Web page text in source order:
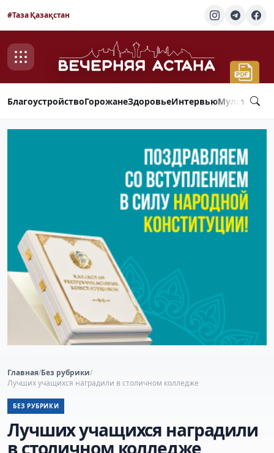
#Таза Қазақстан
БлагоустройствоГорожанеЗдоровьеИнтервью
Главная/Без рубрики/
Лучших учащихся наградили в столичном колледже
БЕЗ РУБРИКИ
Лучших учащихся наградили
в столичном колледже